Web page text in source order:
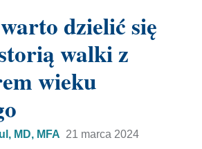
nowym
dzielić się
walki z
wieku
MD, MFA 21 marca 2024